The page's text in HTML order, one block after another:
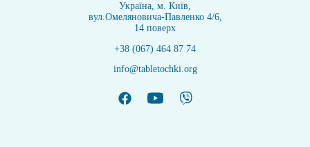
Україна, м. Київ,
вул.Омеляновича-Павленко 4/6,
14 поверх
+38 (067) 464 87 74
info@tabletochki.org